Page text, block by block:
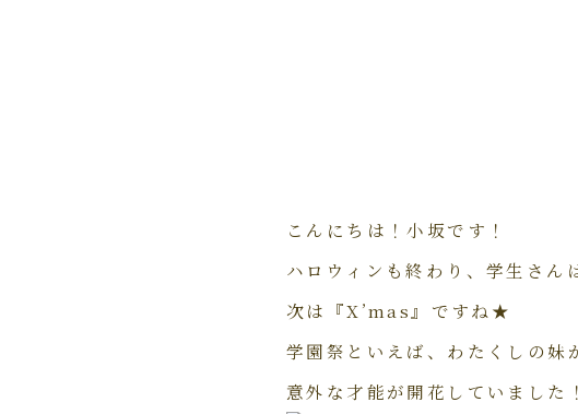
こんにちは！小坂です！
ハロウィンも終わり、学生さん
次は『X’mas』ですね★
学園祭といえば、わたくしの妹
意外な才能が開花していました！